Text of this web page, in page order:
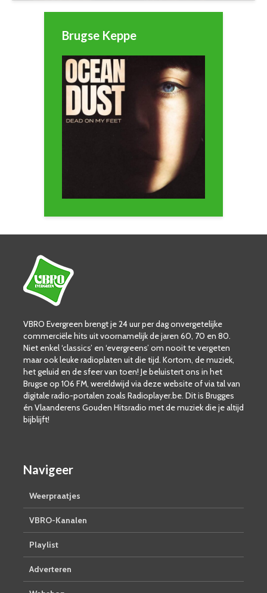
Brugse Keppe
VBRO Evergreen brengt je 24 uur per dag onvergetelijke
commerciële hits uit voornamelijk de jaren 60, 70 en 80.
Niet enkel ‘classics’ en ‘evergreens’ om nooit te vergeten
maar ook leuke radioplaten uit die tijd. Kortom, de muziek,
het geluid en de sfeer van toen! Je beluistert ons in het
Brugse op 106 FM, wereldwijd via deze website of via tal van
digitale radio-portalen zoals Radioplayer.be. Dit is Brugges
én Vlaanderens Gouden Hitsradio met de muziek die je altijd
bijblijft!
Navigeer
Weerpraatjes
VBRO-Kanalen
Playlist
Adverteren